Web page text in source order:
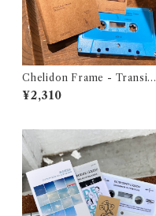
Chelidon Frame - Transien
ce
¥2,310